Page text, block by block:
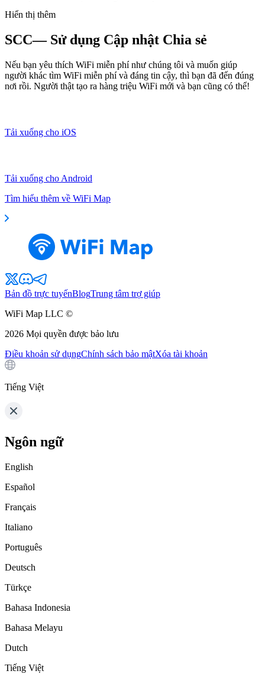
Hiển thị thêm
SCC— Sử dụng Cập nhật Chia sẻ
Nếu bạn yêu thích WiFi miễn phí như chúng tôi và muốn giúp
người khác tìm WiFi miễn phí và đáng tin cậy, thì bạn đã đến đúng
nơi rồi. Người thật tạo ra hàng triệu WiFi mới và bạn cũng có thể!
Tải xuống cho iOS
Tải xuống cho Android
Tìm hiểu thêm về WiFi Map
Bản đồ trực tuyếnBlogTrung tâm trợ giúp
WiFi Map LLC ©
2026 Mọi quyền được bảo lưu
Điều khoản sử dụngChính sách bảo mậtXóa tài khoản
Tiếng Việt
Ngôn ngữ
English
Español
Français
Italiano
Português
Deutsch
Türkçe
Bahasa Indonesia
Bahasa Melayu
Dutch
Tiếng Việt